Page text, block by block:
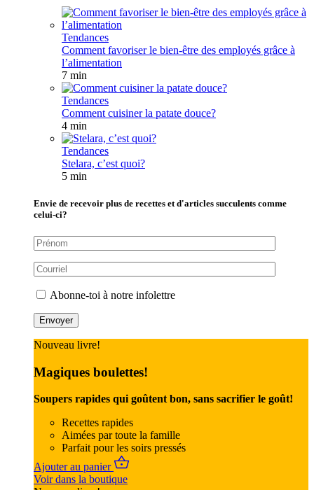
Tendances
Comment favoriser le bien-être des employés grâce à
l’alimentation
7 min
Tendances
Comment cuisiner la patate douce?
4 min
Tendances
Stelara, c’est quoi?
5 min
Envie de recevoir plus de recettes et d'articles succulents comme
celui-ci?
Abonne-toi à notre infolettre
Nouveau livre!
Magiques boulettes!
Soupers rapides qui goûtent bon, sans sacrifier le goût!
Recettes rapides
Aimées par toute la famille
Parfait pour les soirs pressés
Ajouter au panier
Voir dans la boutique